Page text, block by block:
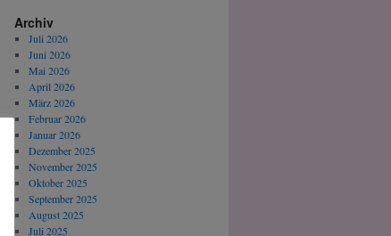
Archiv
Juli 2026
Juni 2026
Mai 2026
April 2026
März 2026
Februar 2026
Januar 2026
Dezember 2025
November 2025
Oktober 2025
September 2025
August 2025
Juli 2025